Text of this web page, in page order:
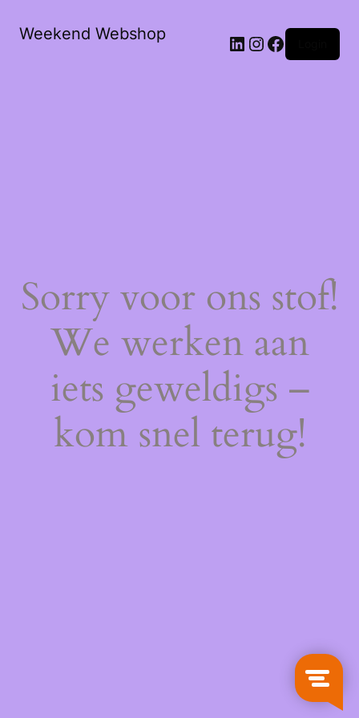
Weekend Webshop LinkedIn
Instagram
Facebook
Sorry voor ons stof!
We werken aan
iets geweldigs –
kom snel terug!